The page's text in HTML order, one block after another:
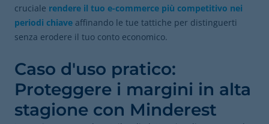
cruciale rendere il tuo e-commerce più competitivo nei
periodi chiave affinando le tue tattiche per distinguerti
senza erodere il tuo conto economico.
Caso d'uso pratico:
Proteggere i margini in alta
stagione con Minderest